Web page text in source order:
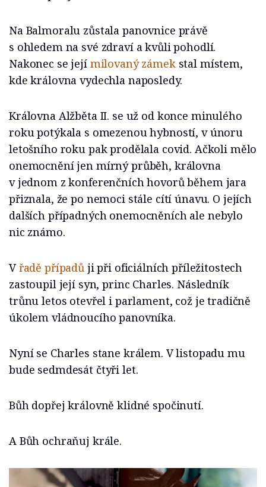
Na Balmoralu zůstala panovnice právě
s ohledem na své zdraví a kvůli pohodlí.
Nakonec se její milovaný zámekstal místem,
kde královna vydechla naposledy.
Královna Alžběta II. se už od konce minulého
roku potýkala s omezenou hybností, v únoru
letošního roku pak prodělala covid. Ačkoli mělo
onemocnění jen mírný průběh, královna
v jednom z konferenčních hovorů během jara
přiznala, že po nemoci stále cítí únavu. O jejích
dalších případných onemocněních ale nebylo
nic známo.
Vřadě případů ji při oficiálních příležitostech
zastoupil její syn, princ Charles. Následník
trůnu letos otevřel i parlament, což je tradičně
úkolem vládnoucího panovníka.
Nyní se Charles stane králem. V listopadu mu
bude sedmdesát čtyři let.
Bůh dopřej královně klidné spočinutí.
A Bůh ochraňuj krále.